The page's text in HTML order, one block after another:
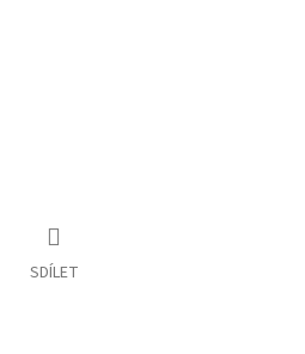
SDÍLET